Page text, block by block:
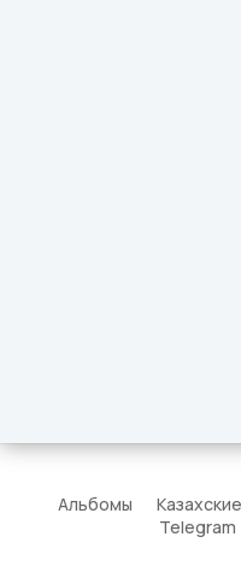
Альбомы Казахские
Telegram